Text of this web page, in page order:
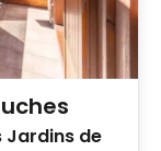
Jardins de